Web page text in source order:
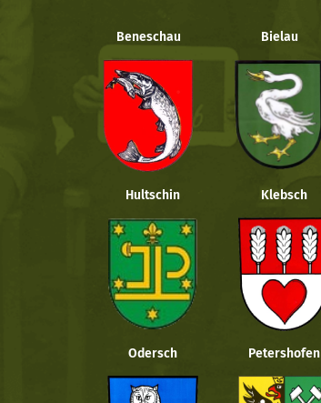
Beneschau Bielau
Hultschin Klebsch
Odersch Petershofen